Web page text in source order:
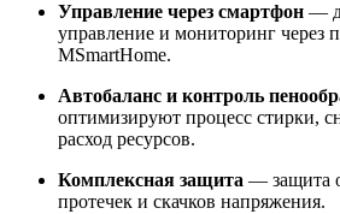
Управление через смартфон —
управление и мониторинг через
MSmartHome.
Автобаланс и контроль
оптимизируют процесс стирки,
расход ресурсов.
Комплексная защита — защита
протечек и скачков напряжения.